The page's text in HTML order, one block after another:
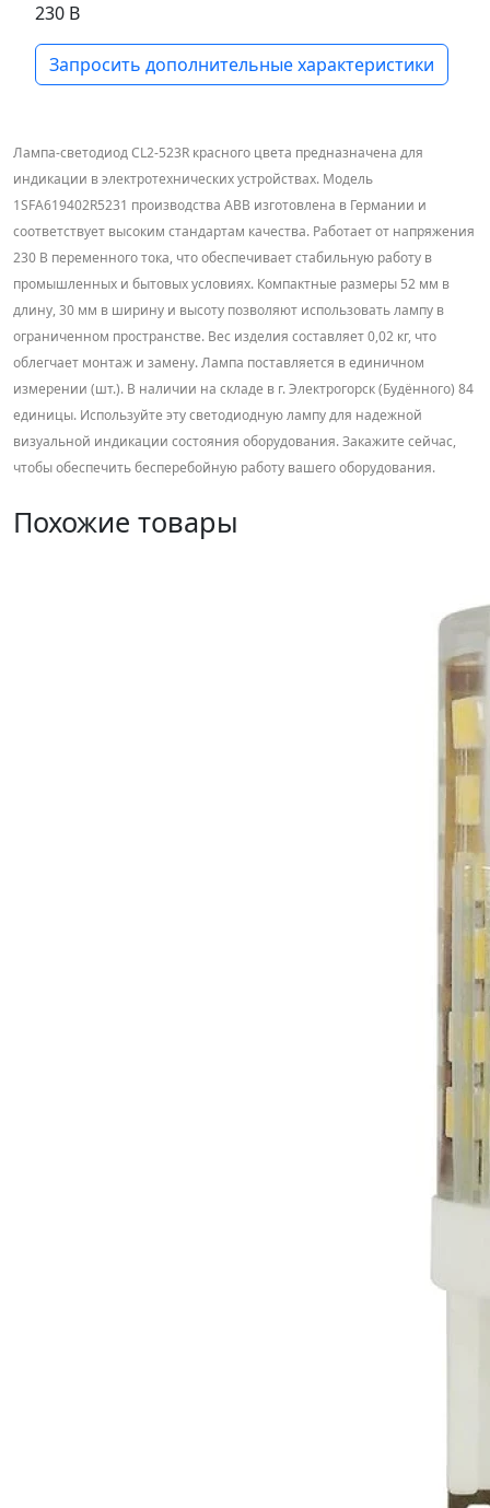
230 В
Запросить дополнительные характеристики
Лампа-светодиод CL2-523R красного цвета предназначена для
индикации в электротехнических устройствах. Модель
1SFA619402R5231 производства ABB изготовлена в Германии и
соответствует высоким стандартам качества. Работает от напряжения
230 В переменного тока, что обеспечивает стабильную работу в
промышленных и бытовых условиях. Компактные размеры 52 мм в
длину, 30 мм в ширину и высоту позволяют использовать лампу в
ограниченном пространстве. Вес изделия составляет 0,02 кг, что
облегчает монтаж и замену. Лампа поставляется в единичном
измерении (шт.). В наличии на складе в г. Электрогорск (Будённого) 84
единицы. Используйте эту светодиодную лампу для надежной
визуальной индикации состояния оборудования. Закажите сейчас,
чтобы обеспечить бесперебойную работу вашего оборудования.
Похожие товары